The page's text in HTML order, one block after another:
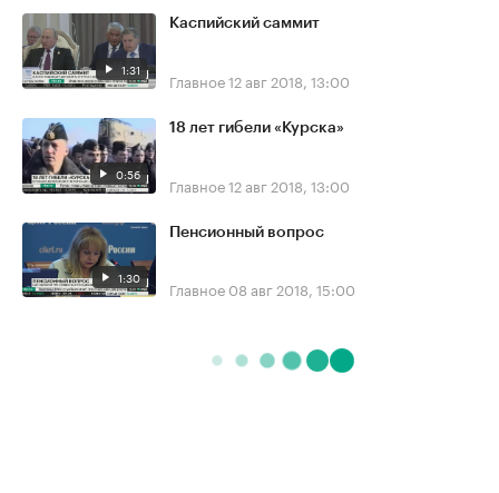
1:31
Каспийский саммит
Главное12 авг 2018, 13:00
0:56
18 лет гибели «Курска»
Главное12 авг 2018, 13:00
1:30
Пенсионный вопрос
Главное 08 авг 2018, 15:00